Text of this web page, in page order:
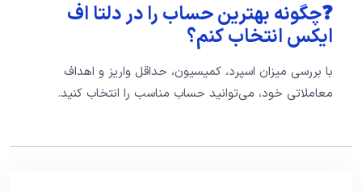
❓چگونه بهترین حساب را در دلتا اف
ایکس انتخاب کنم؟
با بررسی میزان اسپرد، کمیسیون، حداقل واریز و اهداف
معاملاتی خود، می‌توانید حساب مناسب را انتخاب کنید.